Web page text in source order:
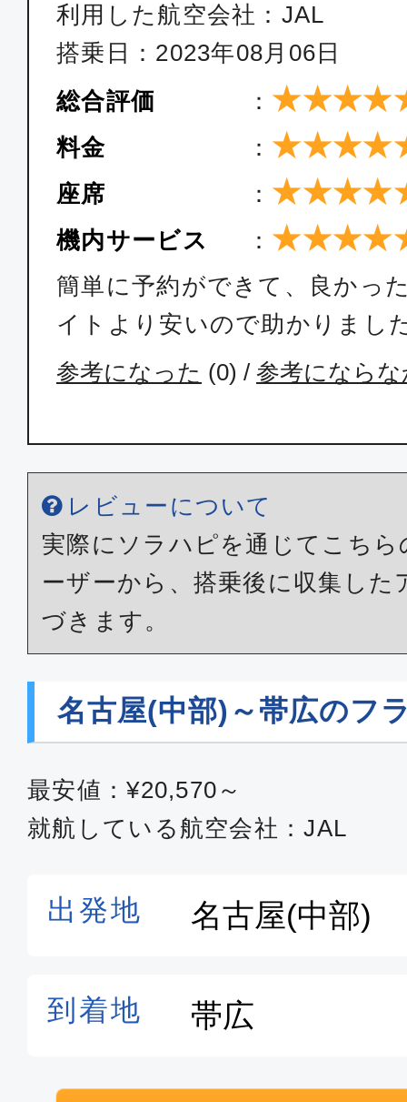
利用した航空会社：JAL
搭乗日：2023年08月06日
総合評価
：
料金 ：
座席 ：
機内サービス ：
簡単に予約ができて、良かっ
イトより安いので助かりまし
参考になった (0) / 参考になら
レビューについて
実際にソラハピを通じてこち
ーザーから、搭乗後に収集した
づきます。
名古屋(中部)～帯広のフ
最安値：¥20,570～
就航している航空会社：JAL